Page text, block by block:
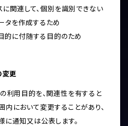
に関連して、個別を識別できない
タを作成するため
的に付随する目的のため
変更
利用目的を、関連性を有すると
において変更することがあり、
通知又は公表します。